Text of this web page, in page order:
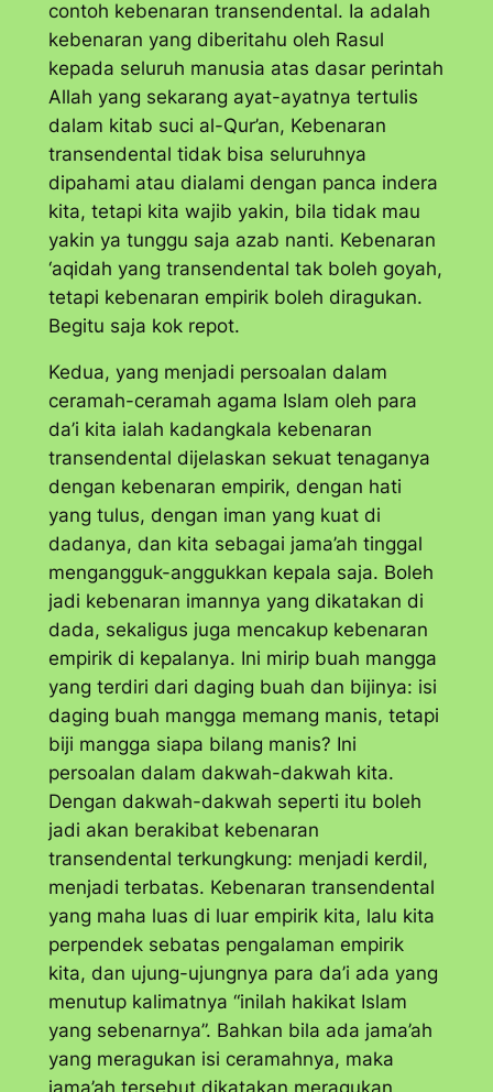
contoh kebenaran transendental. Ia adalah
kebenaran yang diberitahu oleh Rasul
kepada seluruh manusia atas dasar perintah
Allah yang sekarang ayat-ayatnya tertulis
dalam kitab suci al-Qur’an, Kebenaran
transendental tidak bisa seluruhnya
dipahami atau dialami dengan panca indera
kita, tetapi kita wajib yakin, bila tidak mau
yakin ya tunggu saja azab nanti. Kebenaran
‘aqidah yang transendental tak boleh goyah,
tetapi kebenaran empirik boleh diragukan.
Begitu saja kok repot.
Kedua, yang menjadi persoalan dalam
ceramah-ceramah agama Islam oleh para
da’i kita ialah kadangkala kebenaran
transendental dijelaskan sekuat tenaganya
dengan kebenaran empirik, dengan hati
yang tulus, dengan iman yang kuat di
dadanya, dan kita sebagai jama’ah tinggal
mengangguk-anggukkan kepala saja. Boleh
jadi kebenaran imannya yang dikatakan di
dada, sekaligus juga mencakup kebenaran
empirik di kepalanya. Ini mirip buah mangga
yang terdiri dari daging buah dan bijinya: isi
daging buah mangga memang manis, tetapi
biji mangga siapa bilang manis? Ini
persoalan dalam dakwah-dakwah kita.
Dengan dakwah-dakwah seperti itu boleh
jadi akan berakibat kebenaran
transendental terkungkung: menjadi kerdil,
menjadi terbatas. Kebenaran transendental
yang maha luas di luar empirik kita, lalu kita
perpendek sebatas pengalaman empirik
kita, dan ujung-ujungnya para da’i ada yang
menutup kalimatnya “inilah hakikat Islam
yang sebenarnya”. Bahkan bila ada jama’ah
yang meragukan isi ceramahnya, maka